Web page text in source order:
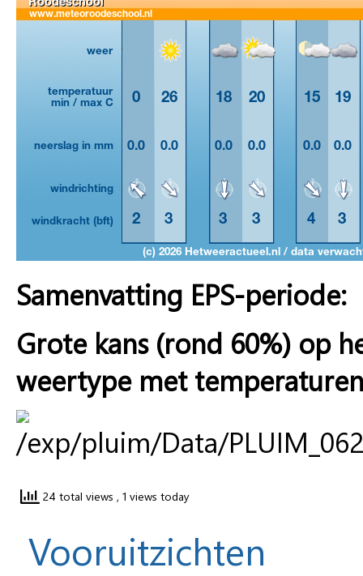
Samenvatting EPS-periode:
Grote kans (rond 60%) op
weertype met
24 total views , 1 views today
Vooruitzichten